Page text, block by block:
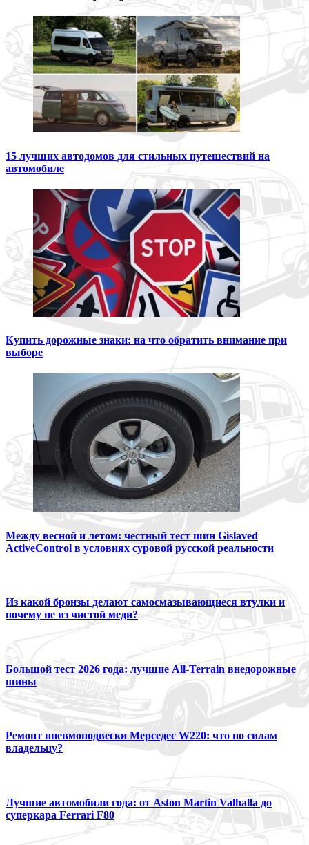
15 лучших автодомов для стильных путешествий на
автомобиле
Купить дорожные знаки: на что обратить внимание при
выборе
Между весной и летом: честный тест шин Gislaved
ActiveControl в условиях суровой русской реальности
Из какой бронзы делают самосмазывающиеся втулки и
почему не из чистой меди?
Большой тест 2026 года: лучшие All-Terrain внедорожные
шины
Ремонт пневмоподвески Мерседес W220: что по силам
владельцу?
Лучшие автомобили года: от Aston Martin Valhalla до
суперкара Ferrari F80